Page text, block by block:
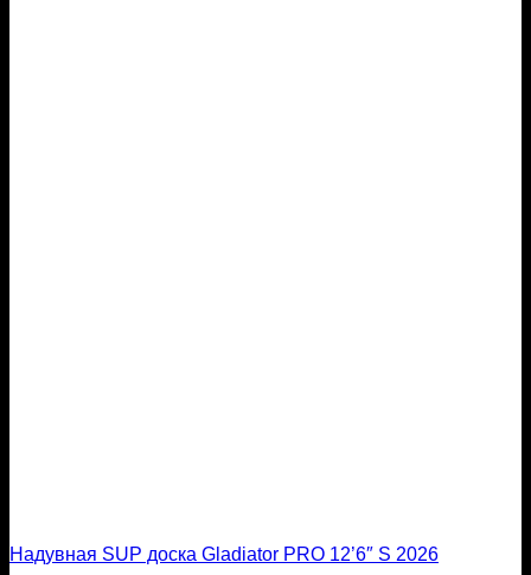
Надувная SUP доска Gladiator PRO 12’6″ S 2026